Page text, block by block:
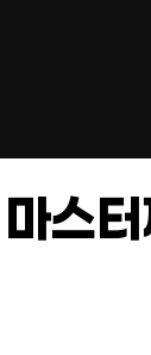
스